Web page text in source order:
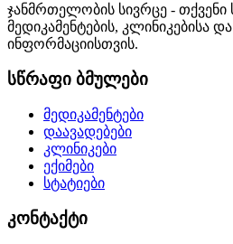
ჯანმრთელობის სივრცე -
მედიკამენტების, კლინიკებისა და
ინფორმაციისთვის.
სწრაფი ბმულები
მედიკამენტები
დაავადებები
კლინიკები
ექიმები
სტატიები
კონტაქტი